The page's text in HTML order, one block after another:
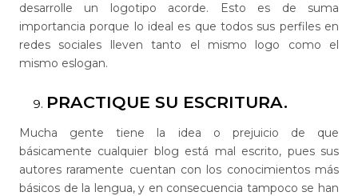
desarrolle un logotipo acorde. Esto es de suma
importancia porque lo ideal es que todos sus perfiles en
redes sociales lleven tanto el mismo logo como el
mismo eslogan.
PRACTIQUE SU ESCRITURA.
Mucha gente tiene la idea o prejuicio de que
básicamente cualquier blog está mal escrito, pues sus
autores raramente cuentan con los conocimientos más
básicos de la lengua, y en consecuencia tampoco se han